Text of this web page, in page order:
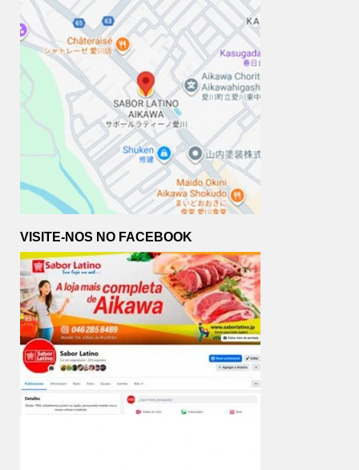
VISITE-NOS NO FACEBOOK